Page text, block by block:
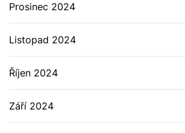
Prosinec 2024
Listopad 2024
Říjen 2024
Září 2024